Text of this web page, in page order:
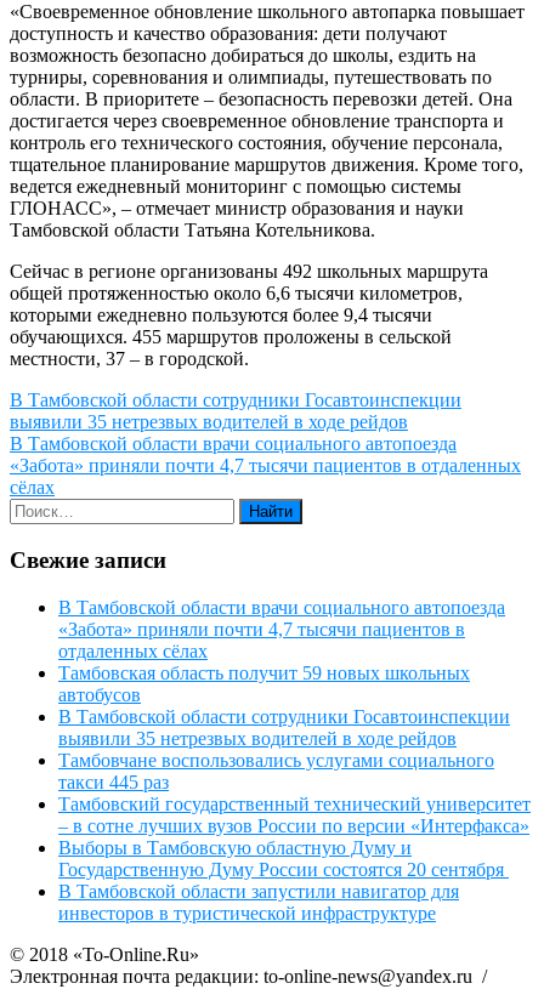
«Своевременное обновление школьного автопарка повышает
доступность и качество образования: дети получают
возможность безопасно добираться до школы, ездить на
турниры, соревнования и олимпиады, путешествовать по
области. В приоритете – безопасность перевозки детей. Она
достигается через своевременное обновление транспорта и
контроль его технического состояния, обучение персонала,
тщательное планирование маршрутов движения. Кроме того,
ведется ежедневный мониторинг с помощью системы
ГЛОНАСС», – отмечает министр образования и науки
Тамбовской области Татьяна Котельникова.
Сейчас в регионе организованы 492 школьных маршрута
общей протяженностью около 6,6 тысячи километров,
которыми ежедневно пользуются более 9,4 тысячи
обучающихся. 455 маршрутов проложены в сельской
местности, 37 – в городской.
Навигация
по
записям
В Тамбовской области сотрудники Госавтоинспекции
выявили 35 нетрезвых водителей в ходе рейдов
В Тамбовской области врачи социального автопоезда
«Забота» приняли почти 4,7 тысячи пациентов в отдаленных
сёлах
Свежие записи
В Тамбовской области врачи социального автопоезда
«Забота» приняли почти 4,7 тысячи пациентов в
отдаленных сёлах
Тамбовская область получит 59 новых школьных
автобусов
В Тамбовской области сотрудники Госавтоинспекции
выявили 35 нетрезвых водителей в ходе рейдов
Тамбовчане воспользовались услугами социального
такси 445 раз
Тамбовский государственный технический университет
– в сотне лучших вузов России по версии «Интерфакса»
Выборы в Тамбовскую областную Думу и
Государственную Думу России состоятся 20 сентября
В Тамбовской области запустили навигатор для
инвесторов в туристической инфраструктуре
© 2018 «To-Online.Ru»
Электронная почта редакции: to-online-news@yandex.ru /